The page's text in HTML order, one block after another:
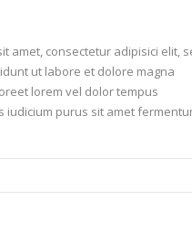
amet, consectetur adipisici elit,
ut labore et dolore magna
lorem vel dolor tempus
iudicium purus sit amet